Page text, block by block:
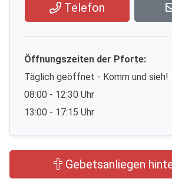
Telefon
Öffnungszeiten der Pforte:
Täglich geöffnet - Komm und sieh!
08:00 - 12:30 Uhr
13:00 - 17:15 Uhr
Gebetsanliegen